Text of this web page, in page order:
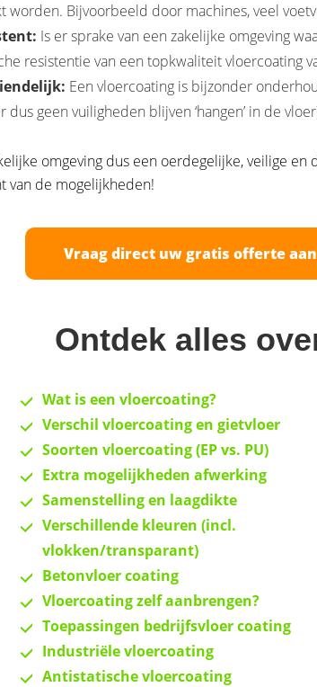
worden. Bijvoorbeeld door machines, veel
Is er sprake van een zakelijke omgeving
resistentie van een topkwaliteit vloercoating
Een vloercoating is bijzonder
dus geen vuiligheden blijven ‘hangen’ in de
omgeving dus een oerdegelijke, veilige
van de mogelijkheden!
Vraag direct uw gratis offerte aan
Ontdek alles
Wat is een vloercoating?
Verschil vloercoating en gietvloer
Soorten vloercoating (EP vs. PU)
Extra mogelijkheden afwerking
Samenstelling en laagdikte
Verschillende kleuren (incl.
vlokken/transparant)
Betonvloer coating
Vloercoating zelf aanbrengen?
Toepassingen bedrijfsvloer coating
Industriële vloercoating
Antistatische vloercoating